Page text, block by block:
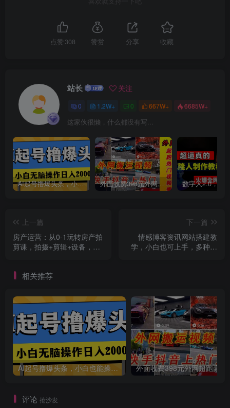
点赞 308 赞赏 分享 收藏
站长 关注
0 1.2W+ 0 667W+ 6685W+
这家伙很懒，什么都没有写...
AI起号撸爆头条，小白也能操作，日入2000+ 外面收费398元外网超跑豪车汽车视频搬运至快手抖音上热门项目
上一篇
房产运营：从0-1玩转房产拍
剪课，拍摄+剪辑+设备，实
下一篇
情感博客资讯网站搭建教
学，小白也可上手，多种盈
相关推荐
AI起号撸爆头条，小白也能操作，日入2000+
评论 抢沙发